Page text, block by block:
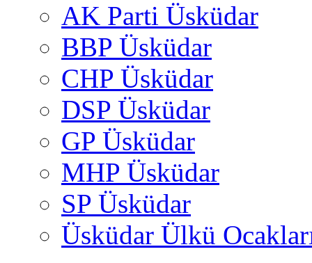
AK Parti Üsküdar
BBP Üsküdar
CHP Üsküdar
DSP Üsküdar
GP Üsküdar
MHP Üsküdar
SP Üsküdar
Üsküdar Ülkü